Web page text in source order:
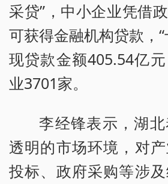
采贷”，中小企业凭借
可获得金融机构贷款，
现贷款金额405.54亿
业3701家。
李经锋表示，湖
透明的市场环境，对
投标、政府采购等涉